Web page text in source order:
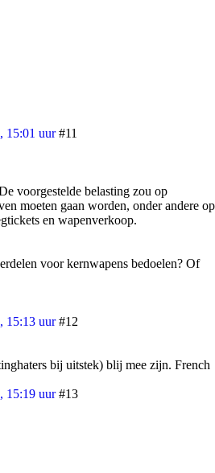
15:01 uur #11
voorgestelde belasting zou op
moeten gaan worden, onder andere op
en wapenverkoop.
voor kernwapens bedoelen? Of
15:13 uur #12
bij uitstek) blij mee zijn. French
15:19 uur #13